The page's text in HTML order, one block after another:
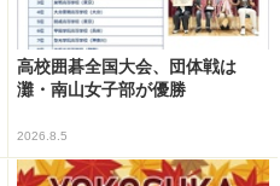
高校囲碁全国大会、団体戦は
灘・南山女子部が優勝
2026.8.5